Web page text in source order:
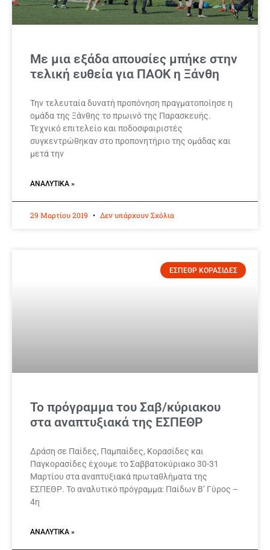
Με μια εξάδα απουσίες μπήκε στην
τελική ευθεία για ΠΑΟΚ η Ξάνθη
Την τελευταία δυνατή προπόνηση πραγματοποίησε η
ομάδα της Ξάνθης το πρωινό της Παρασκευής.
Τεχνικό επιτελείο και ποδοσφαιριστές
συγκεντρώθηκαν στο προπονητήριο της ομάδας και
μετά την
ΑΝΑΛΥΤΙΚΆ »
29 Μαρτίου 2019 Δεν υπάρχουν Σχόλια
ΕΣΠΕΘΡ ΚΟΡΑΣΙΔΕΣ
Το πρόγραμμα του Σαβ/κύριακου
στα αναπτυξιακά της ΕΣΠΕΘΡ
Δράση σε Παίδες, Παμπαίδες, Κορασίδες και
Παγκορασίδες έχουμε το Σαββατοκύριακο 30-31
Μαρτίου στα αναπτυξιακά πρωταθλήματα της
ΕΣΠΕΘΡ. Το αναλυτικό πρόγραμμα: Παίδων Β’ Γύρος –
4η
ΑΝΑΛΥΤΙΚΆ »